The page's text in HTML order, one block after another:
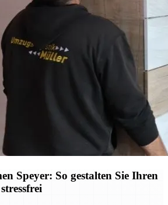
Speyer: So gestalten Sie Ihren